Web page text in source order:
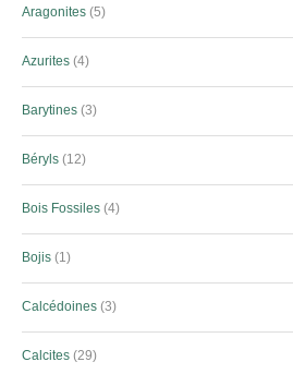
Aragonites 5
Azurites 4
Barytines 3
Béryls 12
Bois Fossiles 4
Bojis 1
Calcédoines 3
Calcites 29